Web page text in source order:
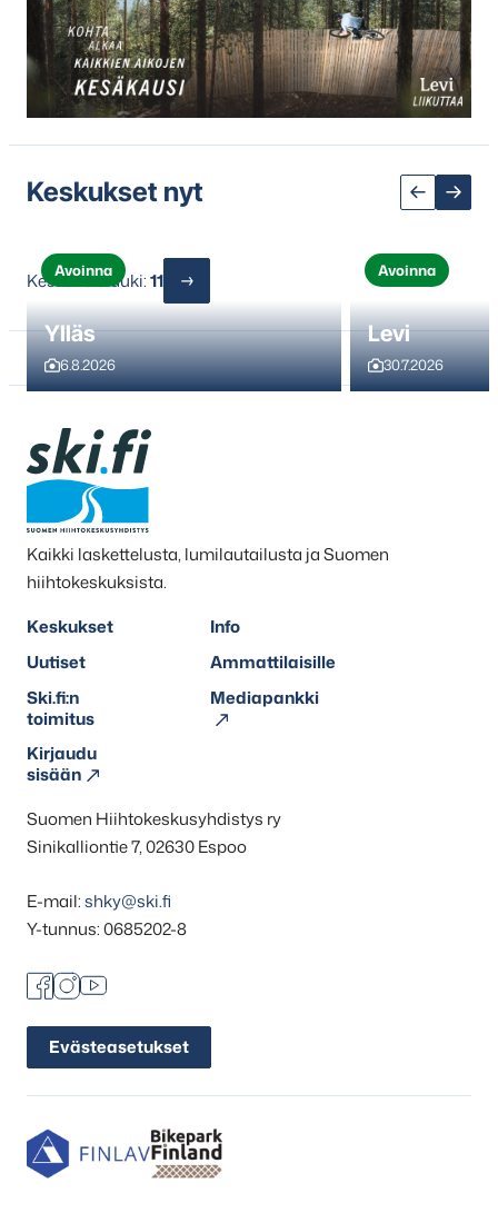
karusellisisällön
yli
seuraavaan
sisältöön
Keskukset nyt
Ylläs
6.8.2026
Avoinna
Levi
30.7.2026
Avoinna
Keskuksia auki:11
Kaikki laskettelusta, lumilautailusta ja Suomen
hiihtokeskuksista.
Keskukset
Info
Uutiset
Ammattilaisille
Ski.fi:n
toimitus
Mediapankki
Kirjaudu
sisään
Suomen Hiihtokeskusyhdistys ry
Sinikalliontie 7, 02630 Espoo
E-mail:shky@ski.fi
Y-tunnus: 0685202-8
Facebook
Instagram
Youtube
Evästeasetukset